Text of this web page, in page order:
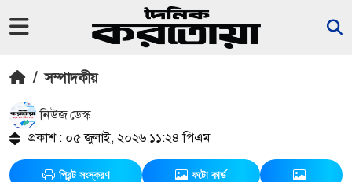
/ সম্পাদকীয়
নিউজ ডেস্ক
প্রকাশ : ০৫ জুলাই, ২০২৬ ১১:২৪ পিএম
প্রিন্ট সংস্করণ ফটো কার্ড